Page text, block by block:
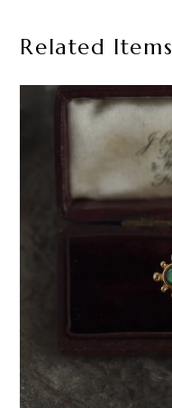
Related Items